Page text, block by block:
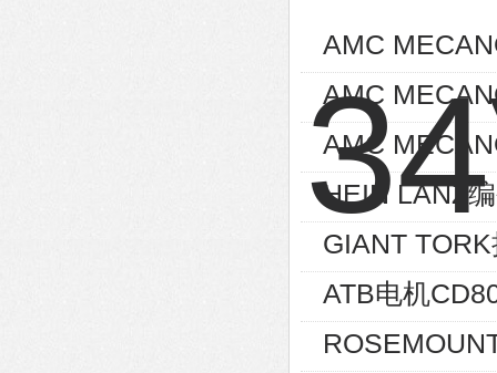
AMC
AMC
AMC
HEIN LANZ
GIANT
ATB电机